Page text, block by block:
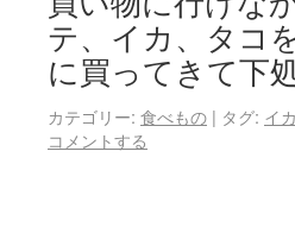
テ、イカ、タコ
に買ってきて下
カテゴリー: 食べもの | タグ: イカ
コメントする